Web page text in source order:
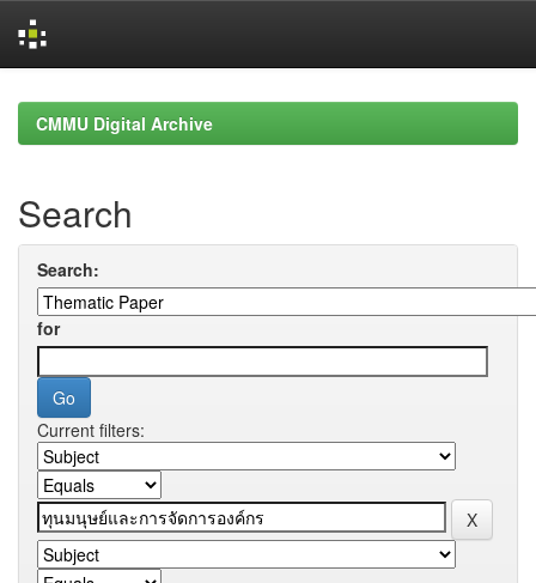
navigationCMMU Digital Archive
Search
Search:
for
Current filters: